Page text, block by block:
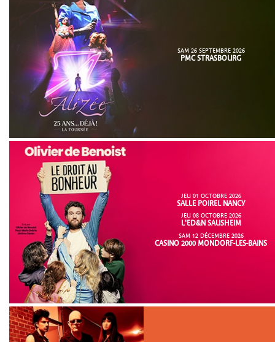
SAM 26 SEPTEMBRE 2026
PMC STRASBOURG
JEU 01 OCTOBRE 2026
SALLE POIREL NANCY
JEU 08 OCTOBRE 2026
L'ED&N SAUSHEIM
SAM 12 DÉCEMBRE 2026
CASINO 2000 MONDORF-LES-BAINS